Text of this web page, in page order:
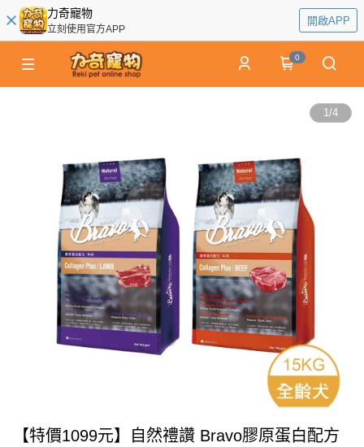
力奇寵物
立刻使用官方APP
開啟APP
0
1/4
【特價1099元】自然禮讚 Bravo膠原蛋白配方